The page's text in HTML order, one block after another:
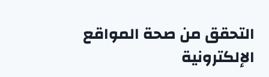
التحقق من صحة المواقع
الإلكترونية